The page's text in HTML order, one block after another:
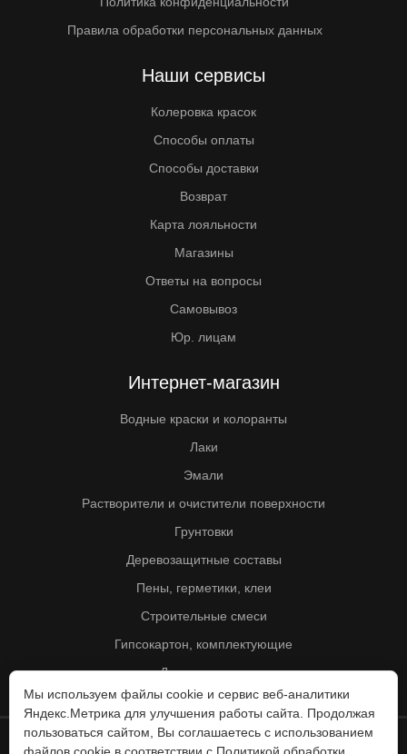
Правила обработки персональных данных
Наши сервисы
Колеровка красок
Способы оплаты
Способы доставки
Возврат
Карта лояльности
Магазины
Ответы на вопросы
Самовывоз
Юр. лицам
Интернет-магазин
Водные краски и колоранты
Лаки
Эмали
Растворители и очистители поверхности
Грунтовки
Деревозащитные составы
Пены, герметики, клеи
Строительные смеси
Гипсокартон, комплектующие
Другие товары
Мы используем файлы cookie и сервис веб-аналитики
Яндекс.Метрика для улучшения работы сайта. Продолжая
пользоваться сайтом, Вы соглашаетесь с использованием